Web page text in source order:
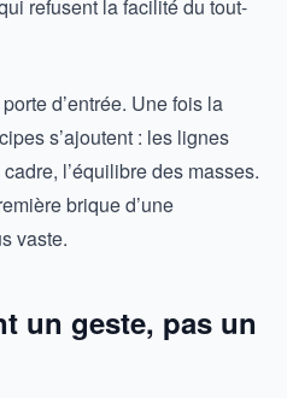
refusent la facilité du tout-
d’entrée. Une fois la
s’ajoutent : les lignes
l’équilibre des masses.
brique d’une
vaste.
un geste, pas un